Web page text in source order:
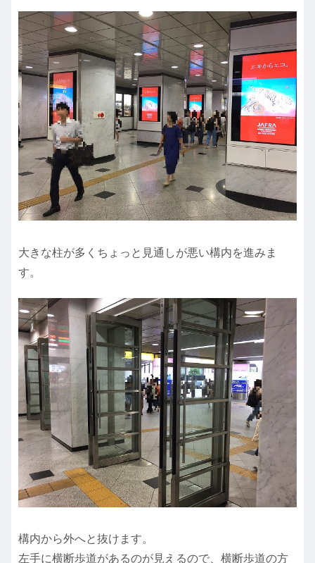
大きな柱が多くちょっと見通しが悪い構内を進みま
す。
構内から外へと抜けます。
左手に横断歩道があるのが見えるので、横断歩道の方